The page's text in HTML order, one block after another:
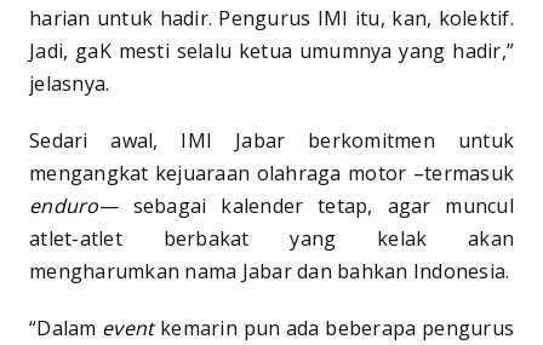
harian untuk hadir. Pengurus IMI itu, kan, kolektif.
Jadi, gaK mesti selalu ketua umumnya yang hadir,”
jelasnya.
Sedari awal, IMI Jabar berkomitmen untuk
mengangkat kejuaraan olahraga motor –termasuk
enduro— sebagai kalender tetap, agar muncul
atlet-atlet berbakat yang kelak akan
mengharumkan nama Jabar dan bahkan Indonesia.
“Dalam eventkemarin pun ada beberapa pengurus